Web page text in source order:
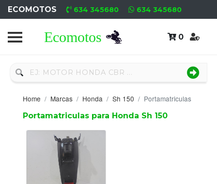
ECOMOTOS 634 345680 634 345680
0
Home
Nuevo
Neumáticos
Campa
Motores
Home Marcas Honda Sh 150 Portamatriculas
Portamatriculas para Honda Sh 150